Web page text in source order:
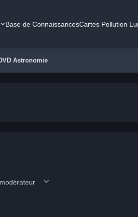
Base de ConnaissancesCartes Pollution
Astronomie